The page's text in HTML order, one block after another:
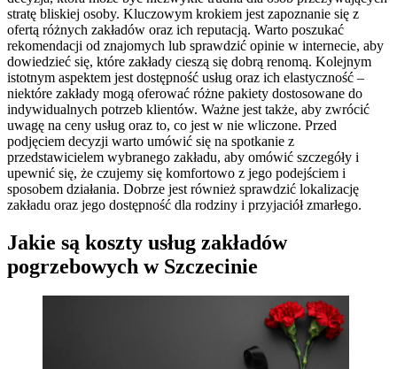
stratę bliskiej osoby. Kluczowym krokiem jest zapoznanie się z
ofertą różnych zakładów oraz ich reputacją. Warto poszukać
rekomendacji od znajomych lub sprawdzić opinie w internecie, aby
dowiedzieć się, które zakłady cieszą się dobrą renomą. Kolejnym
istotnym aspektem jest dostępność usług oraz ich elastyczność –
niektóre zakłady mogą oferować różne pakiety dostosowane do
indywidualnych potrzeb klientów. Ważne jest także, aby zwrócić
uwagę na ceny usług oraz to, co jest w nie wliczone. Przed
podjęciem decyzji warto umówić się na spotkanie z
przedstawicielem wybranego zakładu, aby omówić szczegóły i
upewnić się, że czujemy się komfortowo z jego podejściem i
sposobem działania. Dobrze jest również sprawdzić lokalizację
zakładu oraz jego dostępność dla rodziny i przyjaciół zmarłego.
Jakie są koszty usług zakładów
pogrzebowych w Szczecinie